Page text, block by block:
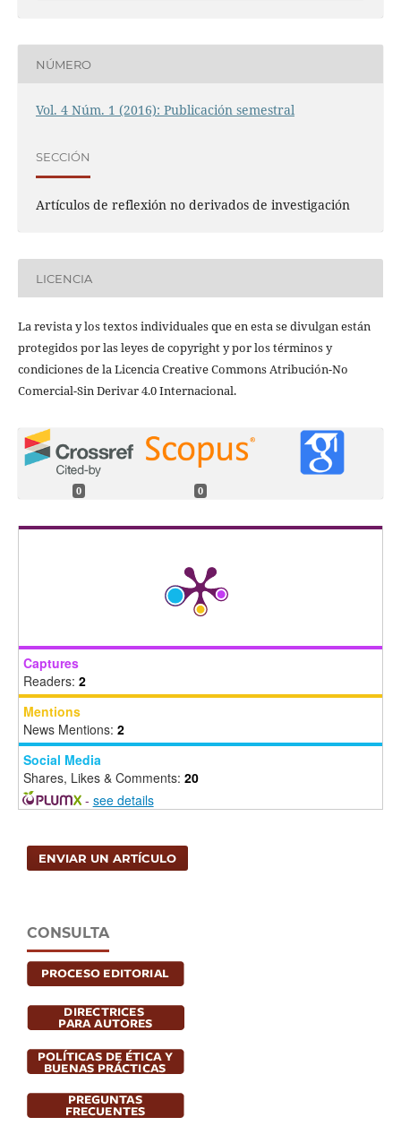
NÚMERO
Vol. 4 Núm. 1 (2016): Publicación semestral
SECCIÓN
Artículos de reflexión no derivados de investigación
LICENCIA
La revista y los textos individuales que en esta se divulgan están
protegidos por las leyes de copyright y por los términos y
condiciones de la Licencia Creative Commons Atribución-No
Comercial-Sin Derivar 4.0 Internacional.
0 0
Captures
Readers: 2
Mentions
News Mentions: 2
Social Media
Shares, Likes & Comments: 20
- see details
ENVIAR UN ARTÍCULO
CONSULTA